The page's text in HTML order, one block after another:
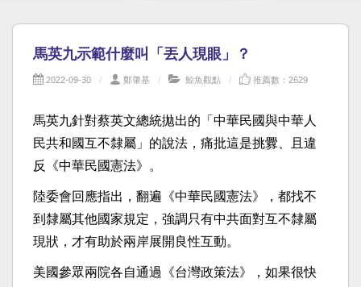
馬英九示範什麼叫「丟人現眼」？
2022-09-30 鄭肇基 鯨魚觀點 推薦數：2629
馬英九針對蔡英文總統拋出的「 中華民國與中華人
民共和國互不隸屬」的說法，痛批這是挑釁、
且違
反《中華民國憲法》。
陸委會回應指出，翻遍《中華民國憲法》， 都找不
到隸屬其他國家規定，強調只有中共面對互不隸屬
現狀， 才有助於兩岸展開良性互動。
美國參眾兩院各自通過《台灣政策法》， 如果很快